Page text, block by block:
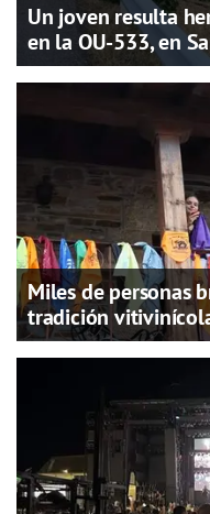
Un joven resulta
en la OU-533, en
Miles de personas
tradición